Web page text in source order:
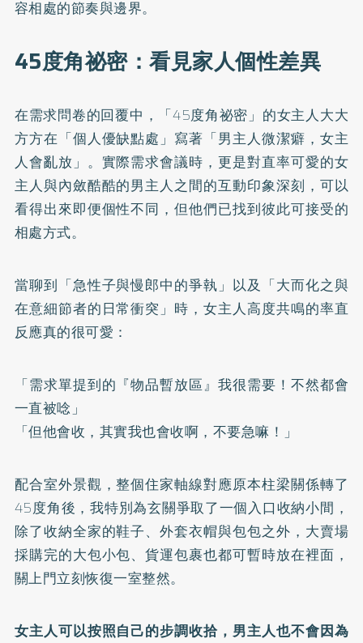
容相處的節奏與邊界。
45度角祕密：看見家人個性差異
在需求問卷的回覆中，「45度角祕密」的女主人大大
方方在「個人優缺點處」寫著「男主人微潔癖，女主
人會亂放」。實際需求會議時，更是對直率可愛的女
主人與內斂酷酷的男主人之間的互動印象深刻，可以
看得出來即便個性不同，但他們已找到彼此可接受的
相處方式。
當聊到「急性子與慢郎中的爭執」以及「大而化之與
在意細節者的日常衝突」時，女主人高度共鳴的率直
反應真的很可愛：
「需求單提到的『物品暫放區』我很需要！不然都會
一直被唸」
「但他會收，其實我也會收啊，不要急嘛！」
配合室外景觀，整個住家軸線對應原本柱梁關係轉了
45度角後，我特別為玄關爭取了一個入口收納小間，
除了收納全家的鞋子、外套衣帽與包包之外，大賣場
採購完的大包小包、貨運包裹也都可暫時放在裡面，
關上門立刻恢復一室整然。
女主人可以按照自己的步調收拾，男主人也不會因為